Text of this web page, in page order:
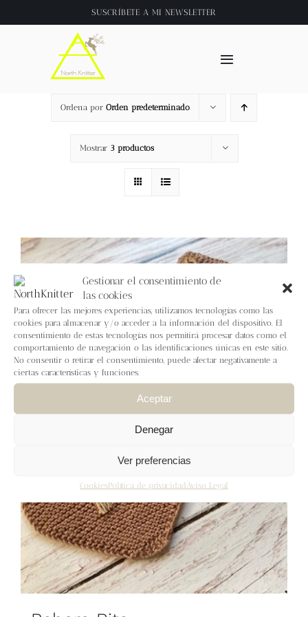
Gestionar el consentimiento de
las cookies
Para ofrecer las mejores experiencias, utilizamos tecnologías como las
cookies para almacenar y/o acceder a la información del dispositivo. El
consentimiento de estas tecnologías nos permitirá procesar datos como el
comportamiento de navegación o las identificaciones únicas en este sitio.
No consentir o retirar el consentimiento, puede afectar negativamente a
ciertas características y funciones.
Aceptar
Denegar
Ver preferencias
CookiesPolítica de privacidad Aviso Legal
al
SUSCRÍBETE A MI NEWSLETTER
Toggle
Inicio
About
Tienda
Blog
Contacto
Newsletter
Carrito
Mi cuenta
Ordena por Orden predeterminado
Mostrar 3 productos